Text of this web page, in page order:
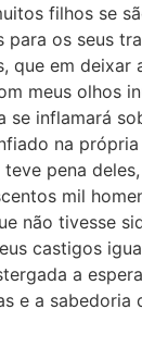
filhos se
os seus
que em
meus olhos
se inflamará
na
teve pena
mil
não tivesse
castigos
a
e a sabedoria